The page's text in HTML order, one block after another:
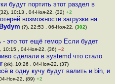
будут портить этот раздел в
10:13 , 04-Ноя-22, (32) +2
возможности загрузки на
(?), 22:53 , 06-Ноя-22, (302)
- это тот ещё гемор Если будет
10:15 , 04-Ноя-22, (36) –2
сделали в systemd что стало
(ok), 10:26 , 04-Ноя-22, (37)
в одну кучу будут валить и bin, и
Ноя-22, (89) +2